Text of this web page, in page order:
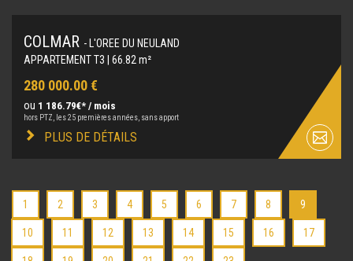
COLMAR - L'OREE DU NEULAND
APPARTEMENT T3 | 66.82 m²
280 000.00 €
ou 1 186.79€* / mois
hors PTZ, les 25 premières années, sans apport
PLUS DE DÉTAILS
1 2 3 4 5 6 7 8 9
10 11 12 13 14 15 16 17